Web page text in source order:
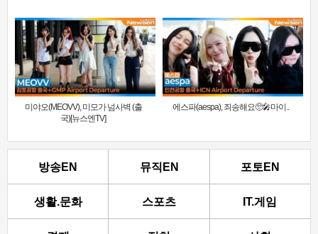
미야오(MEOVV), 미모가 넘사벽 (출
국)[뉴스엔TV]
에스파(aespa), 죄송해요🥺🎤마이..
방송EN 뮤직EN 포토EN
생활.문화 스포츠 IT.게임